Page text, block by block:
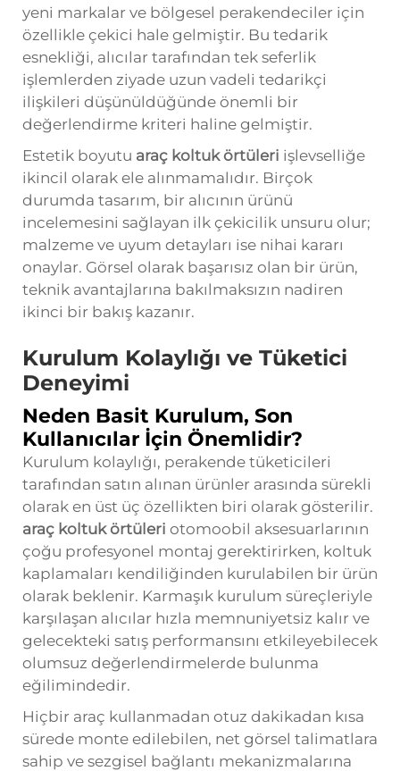
yeni markalar ve bölgesel perakendeciler için
özellikle çekici hale gelmiştir. Bu tedarik
esnekliği, alıcılar tarafından tek seferlik
işlemlerden ziyade uzun vadeli tedarikçi
ilişkileri düşünüldüğünde önemli bir
değerlendirme kriteri haline gelmiştir.
Estetik boyutu araç koltuk örtüleri işlevselliğe
ikincil olarak ele alınmamalıdır. Birçok
durumda tasarım, bir alıcının ürünü
incelemesini sağlayan ilk çekicilik unsuru olur;
malzeme ve uyum detayları ise nihai kararı
onaylar. Görsel olarak başarısız olan bir ürün,
teknik avantajlarına bakılmaksızın nadiren
ikinci bir bakış kazanır.
Kurulum Kolaylığı ve Tüketici
Deneyimi
Neden Basit Kurulum, Son
Kullanıcılar İçin Önemlidir?
Kurulum kolaylığı, perakende tüketicileri
tarafından satın alınan ürünler arasında sürekli
olarak en üst üç özellikten biri olarak gösterilir.
araç koltuk örtüleri otomoobil aksesuarlarının
çoğu profesyonel montaj gerektirirken, koltuk
kaplamaları kendiliğinden kurulabilen bir ürün
olarak beklenir. Karmaşık kurulum süreçleriyle
karşılaşan alıcılar hızla memnuniyetsiz kalır ve
gelecekteki satış performansını etkileyebilecek
olumsuz değerlendirmelerde bulunma
eğilimindedir.
Hiçbir araç kullanmadan otuz dakikadan kısa
sürede monte edilebilen, net görsel talimatlara
sahip ve sezgisel bağlantı mekanizmalarına